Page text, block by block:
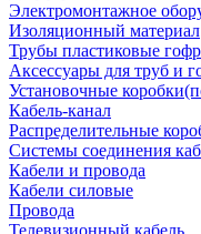
Электромонтажное
Изоляционный материал
Трубы пластиковые
Аксессуары для труб и
Установочные
Кабель-канал
Распределительные
Системы соединения
Кабели и провода
Кабели силовые
Провода
Телевизионный кабель